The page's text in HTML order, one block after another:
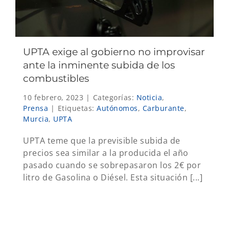
UPTA exige al gobierno no improvisar
ante la inminente subida de los
combustibles
10 febrero, 2023 | Categorías: Noticia,
Prensa | Etiquetas: Autónomos, Carburante,
Murcia, UPTA
UPTA teme que la previsible subida de
precios sea similar a la producida el año
pasado cuando se sobrepasaron los 2€ por
litro de Gasolina o Diésel. Esta situación [...]